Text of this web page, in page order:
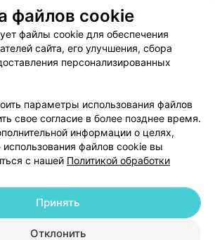
маркетинг
Публичный договор
соглашение
Способы оплаты
Вакансии
Партнеры
руководителю 103.by
настройки cookie
персональных данных
УНП 191700409| 220012, Республика Беларусь,
файлов cookie
файлы cookie для обеспечения
сайта, его улучшения, сбора
персонализированных
параметры использования файлов
свое согласие в более позднее время.
информации о целях,
файлов cookie вы
с нашей Политикой обработки
Отклонить
Принять